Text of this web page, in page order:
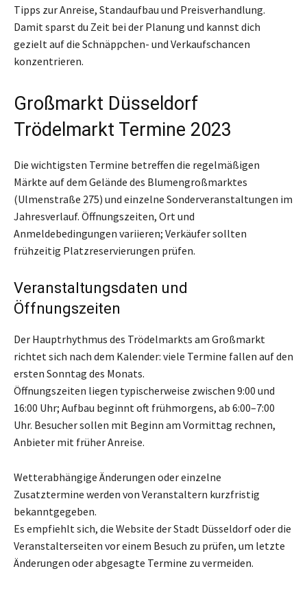
Tipps zur Anreise, Standaufbau und Preisverhandlung.
Damit sparst du Zeit bei der Planung und kannst dich
gezielt auf die Schnäppchen- und Verkaufschancen
konzentrieren.
Großmarkt Düsseldorf
Trödelmarkt Termine 2023
Die wichtigsten Termine betreffen die regelmäßigen
Märkte auf dem Gelände des Blumengroßmarktes
(Ulmenstraße 275) und einzelne Sonderveranstaltungen im
Jahresverlauf. Öffnungszeiten, Ort und
Anmeldebedingungen variieren; Verkäufer sollten
frühzeitig Platzreservierungen prüfen.
Veranstaltungsdaten und
Öffnungszeiten
Der Hauptrhythmus des Trödelmarkts am Großmarkt
richtet sich nach dem Kalender: viele Termine fallen auf den
ersten Sonntag des Monats.
Öffnungszeiten liegen typischerweise zwischen 9:00 und
16:00 Uhr; Aufbau beginnt oft frühmorgens, ab 6:00–7:00
Uhr. Besucher sollen mit Beginn am Vormittag rechnen,
Anbieter mit früher Anreise.
Wetterabhängige Änderungen oder einzelne
Zusatztermine werden von Veranstaltern kurzfristig
bekanntgegeben.
Es empfiehlt sich, die Website der Stadt Düsseldorf oder die
Veranstalterseiten vor einem Besuch zu prüfen, um letzte
Änderungen oder abgesagte Termine zu vermeiden.